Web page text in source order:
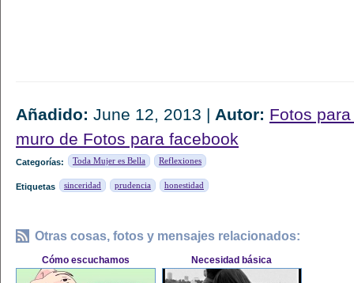
Añadido: June 12, 2013 | Autor: Fotos
muro de Fotos para facebook
Categorías: Toda Mujer es Bella Reflexiones
Etiquetas sinceridad prudencia honestidad
Otras cosas, fotos y mensajes relacionados:
Cómo escuchamos Necesidad básica